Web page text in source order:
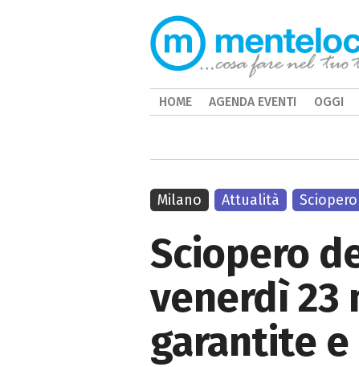
Sciopero
venerdì 23
garantite
Milano Attualità Sciopero
HOME AGENDA EVENTI OGGI